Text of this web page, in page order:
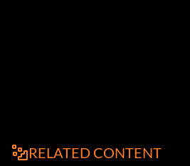
RELATED CONTENT